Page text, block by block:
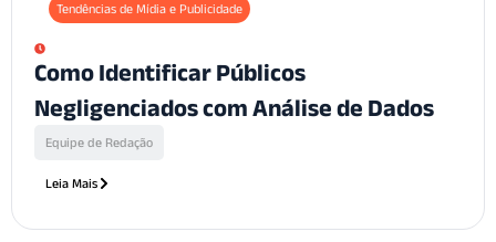
Tendências de Mídia e Publicidade
Como Identificar Públicos
Negligenciados com Análise de Dados
Equipe de Redação
Leia Mais